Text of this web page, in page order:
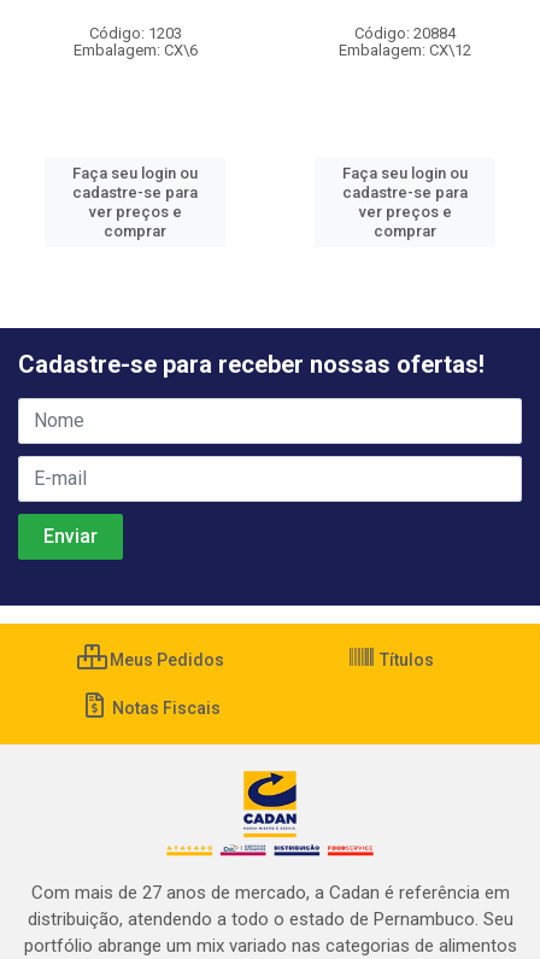
Código: 1203
Embalagem: CX\6
Faça seu login ou
cadastre-se para
ver preços e
comprar
Código: 20884
Embalagem: CX\12
Faça seu login ou
cadastre-se para
ver preços e
comprar
Cadastre-se para receber nossas ofertas!
Meus Pedidos Títulos
Notas Fiscais
Com mais de 27 anos de mercado, a Cadan é referência em
distribuição, atendendo a todo o estado de Pernambuco. Seu
portfólio abrange um mix variado nas categorias de alimentos